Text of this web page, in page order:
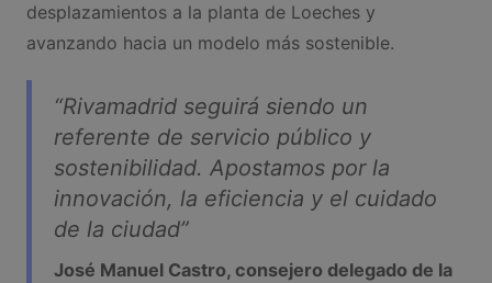
desplazamientos a la planta de Loeches y
avanzando hacia un modelo más sostenible.
“Rivamadrid seguirá siendo un
referente de servicio público y
sostenibilidad. Apostamos por la
innovación, la eficiencia y el cuidado
de la ciudad”
José Manuel Castro, consejero delegado de la